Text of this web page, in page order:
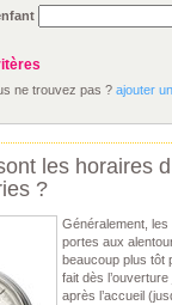
ne trouvez pas ? ajouter
les horaires
?
Généralement,
portes aux
beaucoup plus tôt
fait dès
après l’accueil